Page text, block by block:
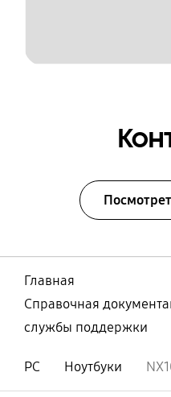
Главная
Справочная
службы поддержки
PC Ноутбуки